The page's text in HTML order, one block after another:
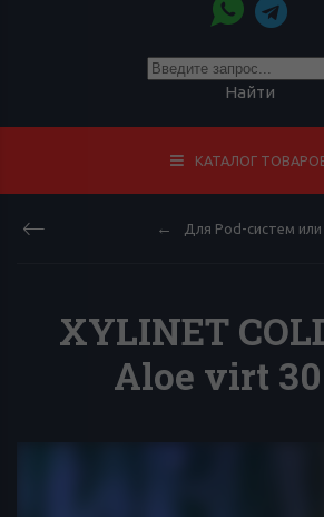
Найти
КАТАЛОГ
Для Pod-систем или
XYLINET
Aloe virt